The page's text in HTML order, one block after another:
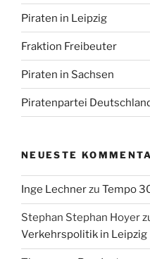
Piraten in Leipzig
Fraktion Freibeuter
Piraten in Sachsen
Piratenpartei
NEUESTE
Inge Lechnerzu Tempo
Stephan Stephan Hoyer
Verkehrspolitik in Leipzig